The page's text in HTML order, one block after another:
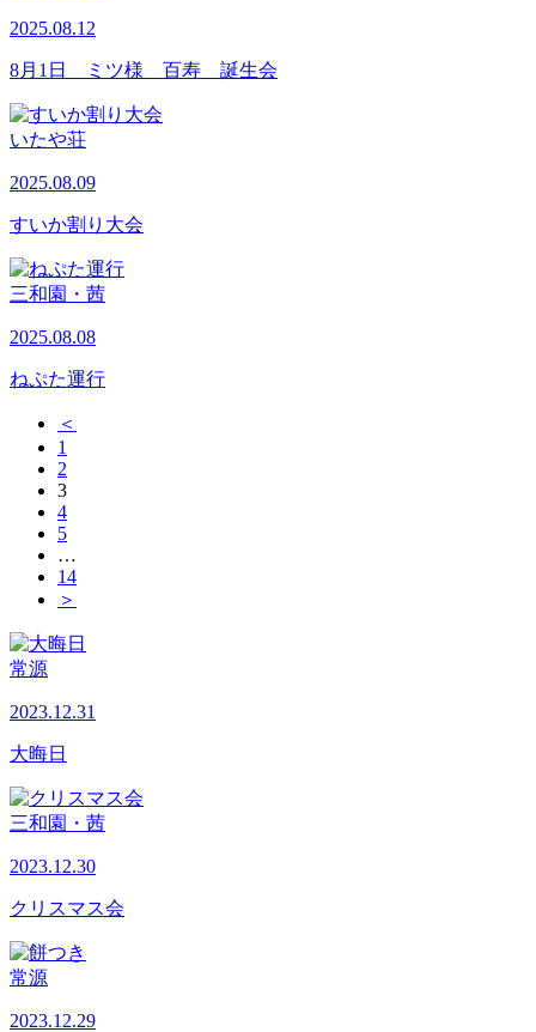
2025.08.12
8月1日 ミツ様 百寿 誕生会
いたや荘
2025.08.09
すいか割り大会
三和園・茜
2025.08.08
ねぷた運行
＜
1
2
3
4
5
…
14
＞
常源
2023.12.31
大晦日
三和園・茜
2023.12.30
クリスマス会
常源
2023.12.29